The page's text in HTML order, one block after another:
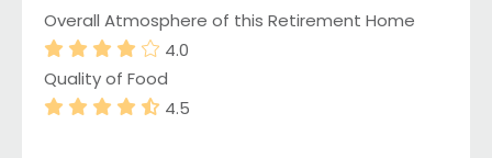
Overall Atmosphere of this Retirement Home
4.0
Quality of Food
4.5